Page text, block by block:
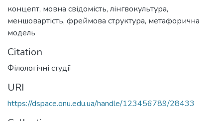
концепт, мовна свідомість, лінгвокультура,
меншовартість, фреймова структура, метафорична
модель
Citation
Філологічні студії
URI
https://dspace.onu.edu.ua/handle/123456789/28433